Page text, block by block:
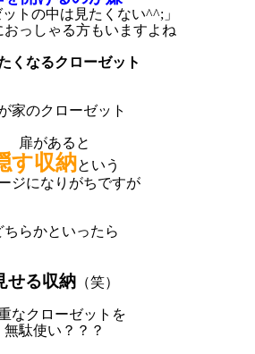
ットの中は見たくない^^;」
おっしゃる方もいますよね
くなるクローゼット
家のクローゼット
扉があると
す収納という
ジになりがちですが
ちらかといったら
せる収納 （笑）
なクローゼットを
無駄使い？？？